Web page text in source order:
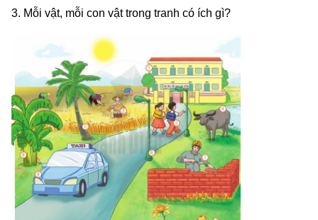
3. Mỗi vật, mỗi con vật trong tranh có ích gì?